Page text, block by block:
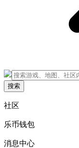
搜索
社区
乐币钱包
消息中心